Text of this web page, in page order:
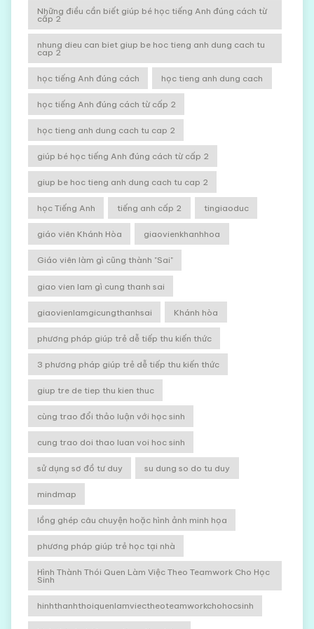
Những điều cần biết giúp bé học tiếng Anh đúng cách từ
cấp 2
nhung dieu can biet giup be hoc tieng anh dung cach tu
cap 2
học tiếng Anh đúng cách học tieng anh dung cach
học tiếng Anh đúng cách từ cấp 2
học tieng anh dung cach tu cap 2
giúp bé học tiếng Anh đúng cách từ cấp 2
giup be hoc tieng anh dung cach tu cap 2
học Tiếng Anh tiếng anh cấp 2 tingiaoduc
giáo viên Khánh Hòa giaovienkhanhhoa
Giáo viên làm gì cũng thành "Sai"
giao vien lam gì cung thanh sai
giaovienlamgicungthanhsai Khánh hòa
phương pháp giúp trẻ dễ tiếp thu kiến thức
3 phương pháp giúp trẻ dễ tiếp thu kiến thức
giup tre de tiep thu kien thuc
cùng trao đổi thảo luận với học sinh
cung trao doi thao luan voi hoc sinh
sử dụng sơ đồ tư duy su dung so do tu duy
mindmap
lồng ghép câu chuyện hoặc hình ảnh minh họa
phương pháp giúp trẻ học tại nhà
Hình Thành Thói Quen Làm Việc Theo Teamwork Cho Học
Sinh
hinhthanhthoiquenlamviectheoteamworkchohocsinh